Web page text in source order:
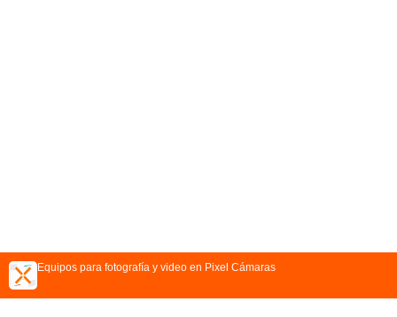
Equipos para fotografía y video en Pixel Cámaras